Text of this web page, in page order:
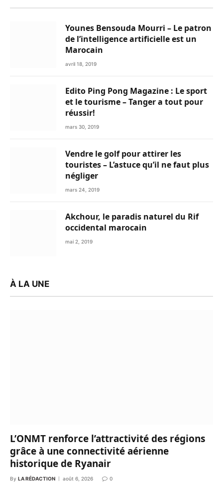
Younes Bensouda Mourri – Le patron
de l’intelligence artificielle est un
Marocain
avril 18, 2019
Edito Ping Pong Magazine : Le sport
et le tourisme – Tanger a tout pour
réussir!
mars 30, 2019
Vendre le golf pour attirer les
touristes – L’astuce qu’il ne faut plus
négliger
mars 24, 2019
Akchour, le paradis naturel du Rif
occidental marocain
mai 2, 2019
À LA UNE
L’ONMT renforce l’attractivité des régions
grâce à une connectivité aérienne
historique de Ryanair
By LA RÉDACTION août 6, 2026 0